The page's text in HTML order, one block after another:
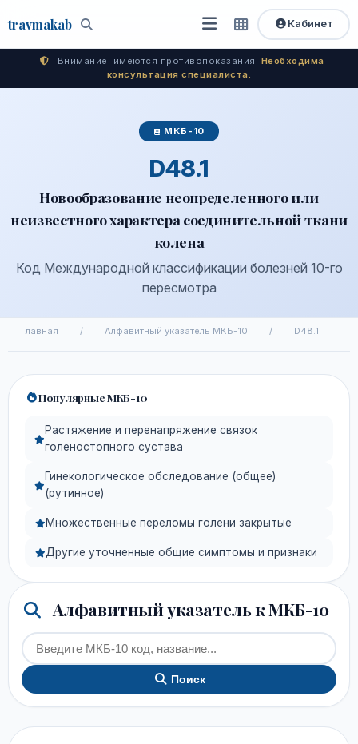
travmakab Поиск
Открыть
меню
Быстрый
доступ
Кабинет
Внимание: имеются противопоказания. Необходима
консультация специалиста.
МКБ-10
D48.1
Новообразование неопределенного или
неизвестного характера соединительной ткани
колена
Код Международной классификации болезней 10-го
пересмотра
Главная / Алфавитный указатель МКБ-10 / D48.1
Популярные МКБ-10
Растяжение и перенапряжение связок
голеностопного сустава
Гинекологическое обследование (общее)
(рутинное)
Множественные переломы голени закрытые
Другие уточненные общие симптомы и признаки
Алфавитный указатель к МКБ-10
Поиск